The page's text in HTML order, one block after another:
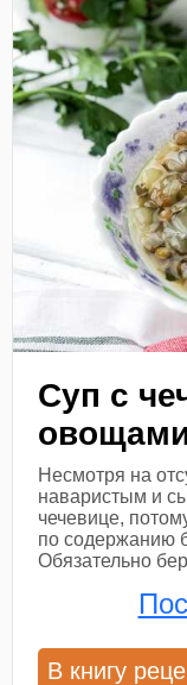
Суп с
Несмотря на
наваристым и
чечевице,
по содержанию
Обязательно
В книгу